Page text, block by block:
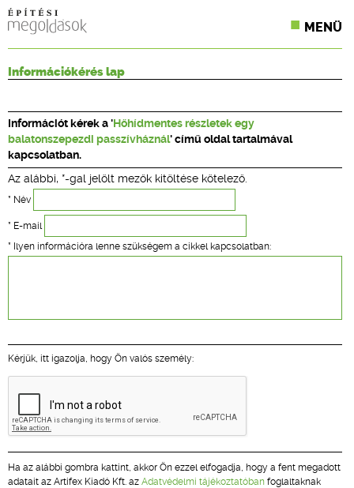
MENÜ
CPR TERMÉKKIÍRÁS
ÉPÍTÉSI JOG
TERVEZÉSI SEGÉDLETEK
Információkérés lap
Információt kérek a ' Hőhídmentes részletek egy
balatonszepezdi passzívháznál' című oldal tartalmával
kapcsolatban.
Az alábbi, *-gal jelölt mezők kitöltése kötelező.
* Név
* E-mail
* Ilyen információra lenne szükségem a cikkel kapcsolatban:
Kérjük, itt igazolja, hogy Ön valós személy:
Ha az alábbi gombra kattint, akkor Ön ezzel elfogadja, hogy a fent megadott
adatait az Artifex Kiadó Kft. az Adatvédelmi tájékoztatóban foglaltaknak